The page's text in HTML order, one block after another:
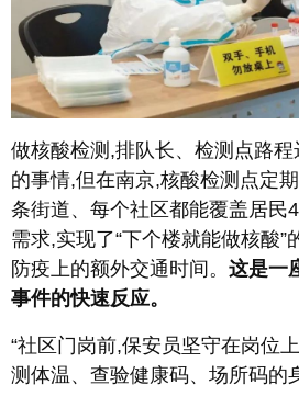
做核酸检测,排队长、检测点路
的事情,但在南京,核酸检测点定
条街道、每个社区都能覆盖居民
需求,实现了“下个楼就能做核酸”
防疫上的额外交通时间。 这是一
事件的快速反应。
“社区门岗前,保安员坚守在岗位
测体温、查验健康码、场所码的